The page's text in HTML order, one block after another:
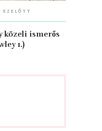
EZELŐTT
​közeli ismerős
1.)